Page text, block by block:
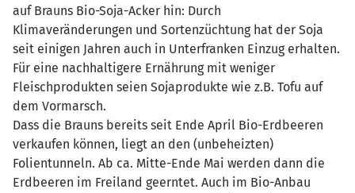
auf Brauns Bio-Soja-Acker hin: Durch
Klimaveränderungen und Sortenzüchtung hat der Soja
seit einigen Jahren auch in Unterfranken Einzug erhalten.
Für eine nachhaltigere Ernährung mit weniger
Fleischprodukten seien Sojaprodukte wie z.B. Tofu auf
dem Vormarsch.
Dass die Brauns bereits seit Ende April Bio-Erdbeeren
verkaufen können, liegt an den (unbeheizten)
Folientunneln. Ab ca. Mitte-Ende Mai werden dann die
Erdbeeren im Freiland geerntet. Auch im Bio-Anbau